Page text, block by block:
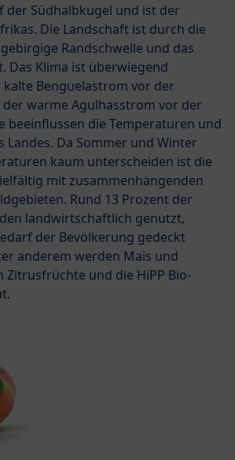
der Südhalbkugel und ist der
Die Landschaft ist durch die
Randschwelle und das
Das Klima ist überwiegend
Benguelastrom vor der
warme Agulhasstrom vor der
beeinflussen die Temperaturen und
Landes. Da Sommer und Winter
kaum unterscheiden ist die
mit zusammenhängenden
Rund 13 Prozent der
landwirtschaftlich genutzt,
der Bevölkerung gedeckt
anderem werden Mais und
Zitrusfrüchte und die HiPP Bio-